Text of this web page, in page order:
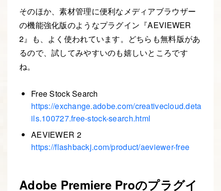
そのほか、素材管理に便利なメディアブラウザー
の機能強化版のようなプラグイン『AEVIEWER
2』も、よく使われています。どちらも無料版があ
るので、試してみやすいのも嬉しいところです
ね。
Free Stock Search
https://exchange.adobe.com/creativecloud.deta
ils.100727.free-stock-search.html
AEVIEWER 2
https://flashbackj.com/product/aeviewer-free
Adobe Premiere Proのプラグイ